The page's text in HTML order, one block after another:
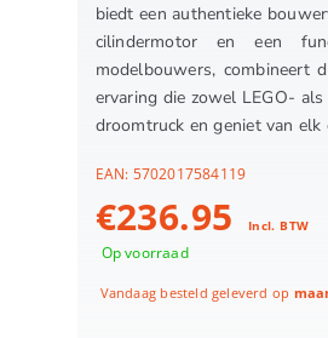
biedt een authentieke
cilindermotor en een
modelbouwers, combineert
ervaring die zowel LEGO-
droomtruck en geniet van elk
EAN: 5702017584119
€236.95 Incl. BTW
Op voorraad
Vandaag besteld geleverd op